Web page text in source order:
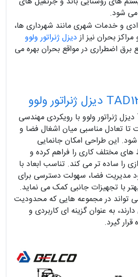
می شود.
و خدمات شهری مانند شهرداری ها،
بحران نیز ازدیزل ژنراتور ولوو
برق اضطراری در مواقع بحران بهره می
ابعاد موتور TAD1341 دیزل ژنراتور ولوو با رویکردی مهندسی
تعادل مناسبی میان اشغال فضا و
شود. این طراحی امکان جانمایی
مختلف کاری را فراهم کرده و
را ساده تر می کند. تناسب ابعاد با
مدیریت فضا، سهولت دسترسی برای
با تجهیزات جانبی کمک می نماید.
تواند در مجموعه هایی که محدودیت
به عنوان گزینه ای کاربردی و
قرار گیرد.